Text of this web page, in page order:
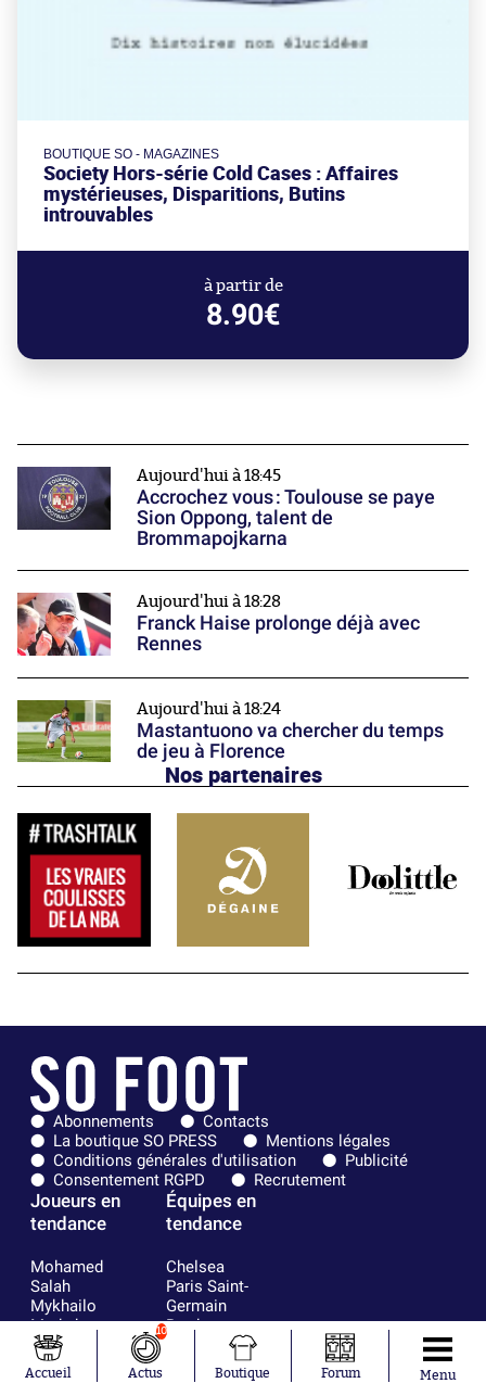
BOUTIQUE SO - MAGAZINES
Society Hors-série Cold Cases : Affaires
mystérieuses, Disparitions, Butins
introuvables
à partir de
8.90€
Aujourd'hui à 18:45
Accrochez vous : Toulouse se paye
Sion Oppong, talent de
Brommapojkarna
Aujourd'hui à 18:28
Franck Haise prolonge déjà avec
Rennes
Aujourd'hui à 18:24
Mastantuono va chercher du temps
de jeu à Florence
Nos partenaires
Abonnements
Contacts
La boutique SO PRESS
Mentions légales
Conditions générales d'utilisation
Publicité
Consentement RGPD
Recrutement
Joueurs en
tendance
Mohamed
Salah
Mykhailo
Mudryk
Neymar
Khalis Merah
Loïs Openda
Équipes en
tendance
Chelsea
Paris Saint-
Germain
Bordeaux
Olympique
lyonnais
FIFA
Accueil
10
Actus Boutique Forum Menu